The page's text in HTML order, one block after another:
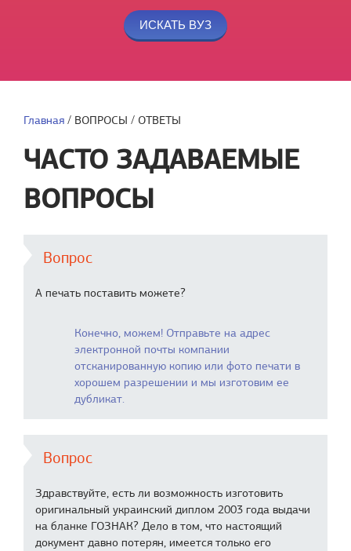
Главная / ВОПРОСЫ / ОТВЕТЫ
ЧАСТО ЗАДАВАЕМЫЕ
ВОПРОСЫ
Вопрос
А печать поставить можете?
Конечно, можем! Отправьте на адрес
электронной почты компании
отсканированную копию или фото печати в
хорошем разрешении и мы изготовим ее
дубликат.
Вопрос
Здравствуйте, есть ли возможность изготовить
оригинальный украинский диплом 2003 года выдачи
на бланке ГОЗНАК? Дело в том, что настоящий
документ давно потерян, имеется только его